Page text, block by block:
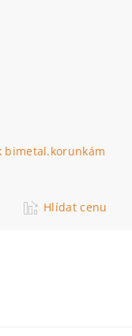
bimetal.korunkám
Hlídat cenu